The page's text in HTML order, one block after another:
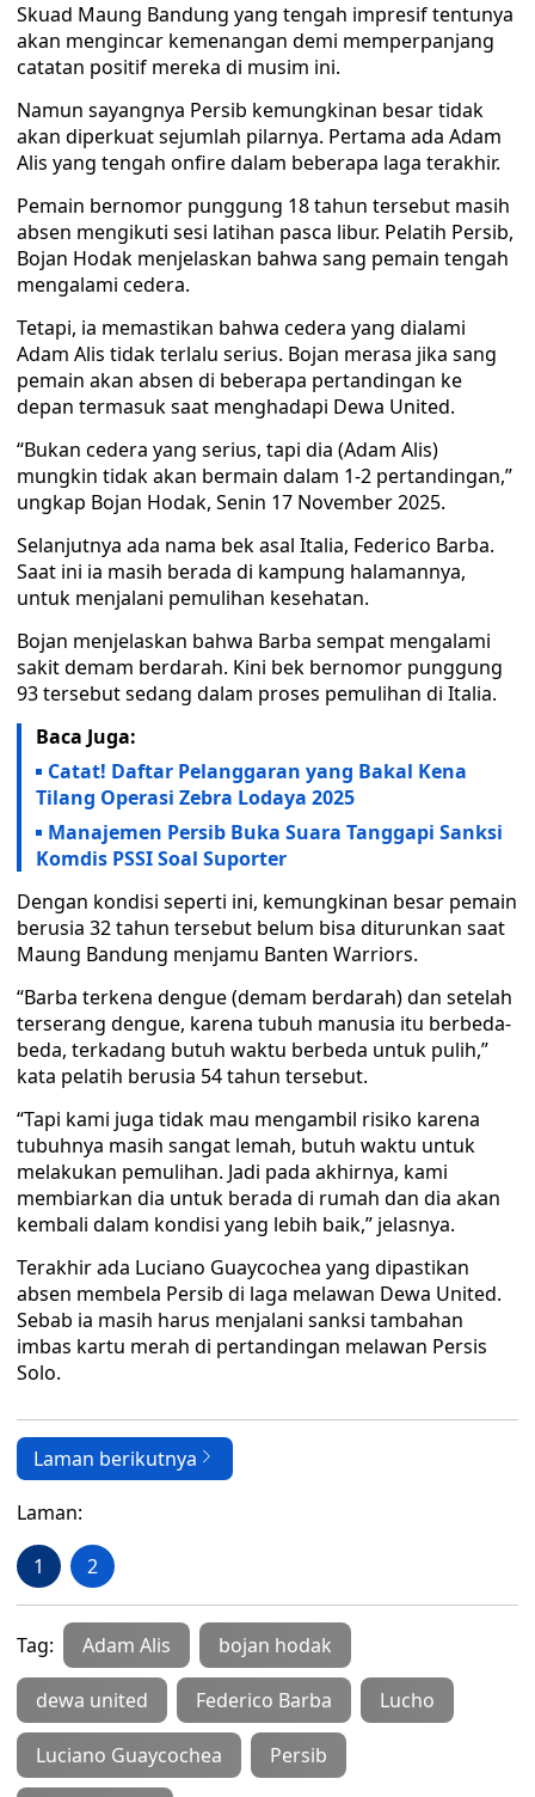
Skuad Maung Bandung yang tengah impresif tentunya
akan mengincar kemenangan demi memperpanjang
catatan positif mereka di musim ini.
Namun sayangnya Persib kemungkinan besar tidak
akan diperkuat sejumlah pilarnya. Pertama ada Adam
Alis yang tengah onfire dalam beberapa laga terakhir.
Pemain bernomor punggung 18 tahun tersebut masih
absen mengikuti sesi latihan pasca libur. Pelatih Persib,
Bojan Hodak menjelaskan bahwa sang pemain tengah
mengalami cedera.
Tetapi, ia memastikan bahwa cedera yang dialami
Adam Alis tidak terlalu serius. Bojan merasa jika sang
pemain akan absen di beberapa pertandingan ke
depan termasuk saat menghadapi Dewa United.
“Bukan cedera yang serius, tapi dia (Adam Alis)
mungkin tidak akan bermain dalam 1-2 pertandingan,”
ungkap Bojan Hodak, Senin 17 November 2025.
Selanjutnya ada nama bek asal Italia, Federico Barba.
Saat ini ia masih berada di kampung halamannya,
untuk menjalani pemulihan kesehatan.
Bojan menjelaskan bahwa Barba sempat mengalami
sakit demam berdarah. Kini bek bernomor punggung
93 tersebut sedang dalam proses pemulihan di Italia.
Baca Juga:
Catat! Daftar Pelanggaran yang Bakal Kena
Tilang Operasi Zebra Lodaya 2025
Manajemen Persib Buka Suara Tanggapi Sanksi
Komdis PSSI Soal Suporter
Dengan kondisi seperti ini, kemungkinan besar pemain
berusia 32 tahun tersebut belum bisa diturunkan saat
Maung Bandung menjamu Banten Warriors.
“Barba terkena dengue (demam berdarah) dan setelah
terserang dengue, karena tubuh manusia itu berbeda-
beda, terkadang butuh waktu berbeda untuk pulih,”
kata pelatih berusia 54 tahun tersebut.
“Tapi kami juga tidak mau mengambil risiko karena
tubuhnya masih sangat lemah, butuh waktu untuk
melakukan pemulihan. Jadi pada akhirnya, kami
membiarkan dia untuk berada di rumah dan dia akan
kembali dalam kondisi yang lebih baik,” jelasnya.
Terakhir ada Luciano Guaycochea yang dipastikan
absen membela Persib di laga melawan Dewa United.
Sebab ia masih harus menjalani sanksi tambahan
imbas kartu merah di pertandingan melawan Persis
Solo.
Laman berikutnya
Laman:
1 2
Tag: Adam Alis bojan hodak
dewa united Federico Barba Lucho
Luciano Guaycochea Persib